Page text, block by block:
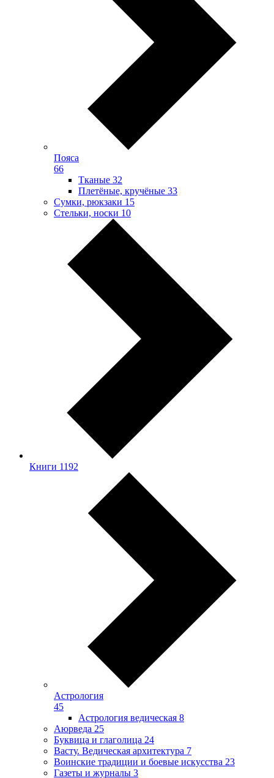
Пояса
66
Тканые 32
Плетёные, кручёные 33
Сумки, рюкзаки 15
Стельки, носки 10
Книги 1192
Астрология
45
Астрология ведическая 8
Аюрведа 25
Буквица и глаголица 24
Васту. Ведическая архитектура 7
Воинские традиции и боевые искусства 23
Газеты и журналы 3